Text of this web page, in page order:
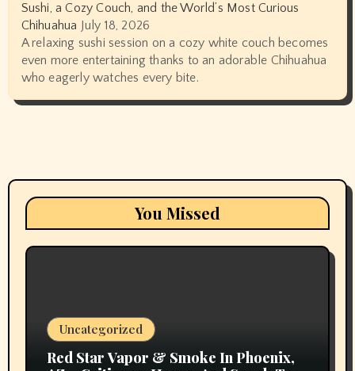
Sushi, a Cozy Couch, and the World’s Most Curious
Chihuahua July 18, 2026
A relaxing sushi session on a cozy white couch becomes
even more entertaining thanks to an adorable Chihuahua
who eagerly watches every bite.
You Missed
Uncategorized
Red Star Vapor & Smoke In Phoenix,